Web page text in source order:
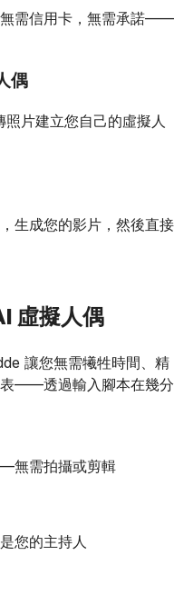
無需信用卡，無需承諾——
偶
片建立您自己的虛擬人
生成您的影片，然後直接
虛擬人偶
讓您無需犧牲時間、精
表——透過輸入腳本在幾分
無需拍攝或剪輯
您的主持人